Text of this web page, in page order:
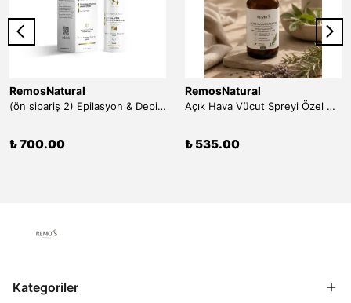
RemosNatural
(ön sipariş 2) Epilasyon & Depilasyon Sonrası Tüy Azaltıcı Losyon 100 ml
₺ 700.00
RemosNatural
Açık Hava Vücut Spreyi Özel Uçucu Yağ Mix Zenginleştirilmiş 50 ml
₺ 535.00
Kategoriler